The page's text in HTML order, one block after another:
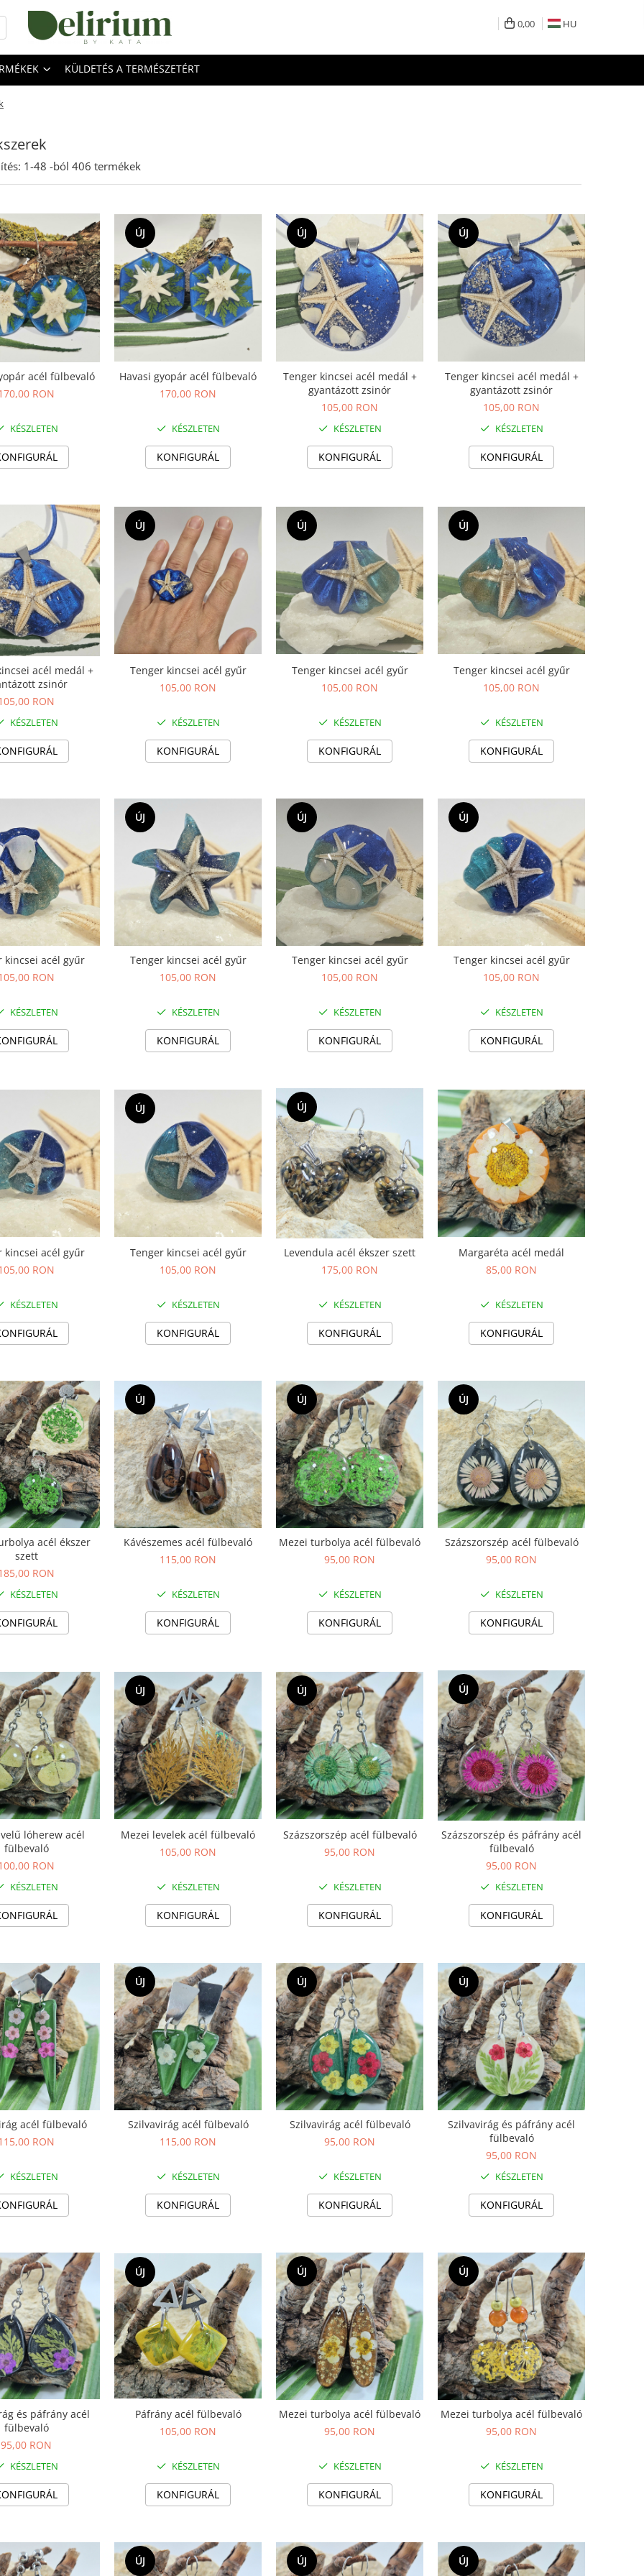
0,00 HU
KÜLDETÉS A TERMÉSZETÉRT
1-48 -ból 406 termékek
acél fülbevaló
RON
KÉSZLETEN
ÚJ
Havasi gyopár acél fülbevaló
170,00 RON
KÉSZLETEN
KONFIGURÁL
ÚJ
Tenger kincsei acél medál +
gyantázott zsinór
105,00 RON
KÉSZLETEN
KONFIGURÁL
ÚJ
Tenger kincsei acél medál +
gyantázott zsinór
105,00 RON
KÉSZLETEN
KONFIGURÁL
acél medál +
zsinór
RON
KÉSZLETEN
ÚJ
Tenger kincsei acél gyűr
105,00 RON
KÉSZLETEN
KONFIGURÁL
ÚJ
Tenger kincsei acél gyűr
105,00 RON
KÉSZLETEN
KONFIGURÁL
ÚJ
Tenger kincsei acél gyűr
105,00 RON
KÉSZLETEN
KONFIGURÁL
kincsei acél gyűr
RON
KÉSZLETEN
ÚJ
Tenger kincsei acél gyűr
105,00 RON
KÉSZLETEN
KONFIGURÁL
ÚJ
Tenger kincsei acél gyűr
105,00 RON
KÉSZLETEN
KONFIGURÁL
ÚJ
Tenger kincsei acél gyűr
105,00 RON
KÉSZLETEN
KONFIGURÁL
kincsei acél gyűr
RON
KÉSZLETEN
ÚJ
Tenger kincsei acél gyűr
105,00 RON
KÉSZLETEN
KONFIGURÁL
ÚJ
Levendula acél ékszer szett
175,00 RON
KÉSZLETEN
KONFIGURÁL
Margaréta acél medál
85,00 RON
KÉSZLETEN
KONFIGURÁL
acél ékszer
szett
RON
KÉSZLETEN
ÚJ
Kávészemes acél fülbevaló
115,00 RON
KÉSZLETEN
KONFIGURÁL
ÚJ
Mezei turbolya acél fülbevaló
95,00 RON
KÉSZLETEN
KONFIGURÁL
ÚJ
Százszorszép acél fülbevaló
95,00 RON
KÉSZLETEN
KONFIGURÁL
lóherew acél
fülbevaló
RON
KÉSZLETEN
ÚJ
Mezei levelek acél fülbevaló
105,00 RON
KÉSZLETEN
KONFIGURÁL
ÚJ
Százszorszép acél fülbevaló
95,00 RON
KÉSZLETEN
KONFIGURÁL
ÚJ
Százszorszép és páfrány acél
fülbevaló
95,00 RON
KÉSZLETEN
KONFIGURÁL
acél fülbevaló
RON
KÉSZLETEN
ÚJ
Szilvavirág acél fülbevaló
115,00 RON
KÉSZLETEN
KONFIGURÁL
ÚJ
Szilvavirág acél fülbevaló
95,00 RON
KÉSZLETEN
KONFIGURÁL
ÚJ
Szilvavirág és páfrány acél
fülbevaló
95,00 RON
KÉSZLETEN
KONFIGURÁL
és páfrány acél
fülbevaló
95,00 RON
KÉSZLETEN
ÚJ
Páfrány acél fülbevaló
105,00 RON
KÉSZLETEN
KONFIGURÁL
ÚJ
Mezei turbolya acél fülbevaló
95,00 RON
KÉSZLETEN
KONFIGURÁL
ÚJ
Mezei turbolya acél fülbevaló
95,00 RON
KÉSZLETEN
KONFIGURÁL
ÚJ ÚJ ÚJ